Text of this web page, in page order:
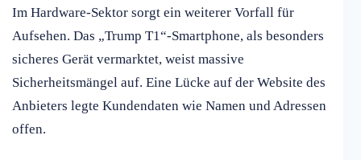
Im Hardware-Sektor sorgt ein weiterer Vorfall für
Aufsehen. Das „Trump T1“-Smartphone, als besonders
sicheres Gerät vermarktet, weist massive
Sicherheitsmängel auf. Eine Lücke auf der Website des
Anbieters legte Kundendaten wie Namen und Adressen
offen.